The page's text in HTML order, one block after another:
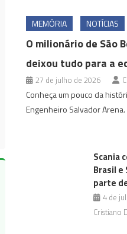
MEMÓRIA NOTÍCIAS
O milionário de São
deixou tudo para a
27 de julho de 2026
Conheça um pouco da
Engenheiro Salvador Arena.
Scania
Brasil e
parte
4 de
Cristiano